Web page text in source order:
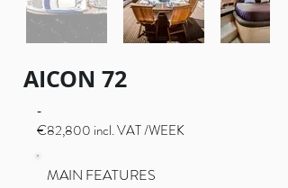
AICON 72
-
€82,800 incl. VAT /WEEK
MAIN FEATURES